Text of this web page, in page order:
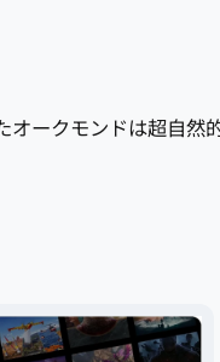
ークモンドは超自然